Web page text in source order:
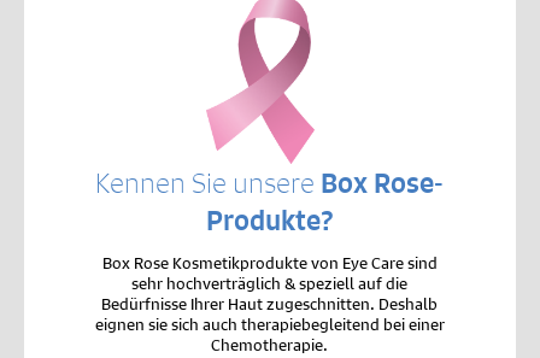
Kennen Sie unsere Box Rose-
Produkte?
Box Rose Kosmetikprodukte von Eye Care sind
sehr hochverträglich & speziell auf die
Bedürfnisse Ihrer Haut zugeschnitten. Deshalb
eignen sie sich auch therapiebegleitend bei einer
Chemotherapie.